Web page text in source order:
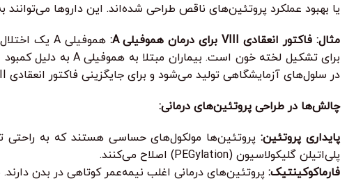
یا بهبود عملکرد پروتئین‌های ناقص طراحی شده‌اند. این داروها می‌توانند
مثال: فاکتور انعقادی VIII برای درمان هموفیلی A:
در سلول‌های آزمایشگاهی تولید می‌شود و برای جایگزینی فاکتور انعقادی VIII کمبود در بیماران مبتلا به هموفیلی A استفاده می‌شود.
چالش‌ها در طراحی پروتئین‌های درمانی:
پایداری پروتئین:پروتئین‌ها مولکول‌های حساسی هستند که به راحتی
پلی‌اتیلن گلیکولاسیون (PEGylation) اصلاح می‌کنند.
فارماکوکینتیک: پروتئین‌های درمانی اغلب نیمه‌عمر کوتاهی در بدن